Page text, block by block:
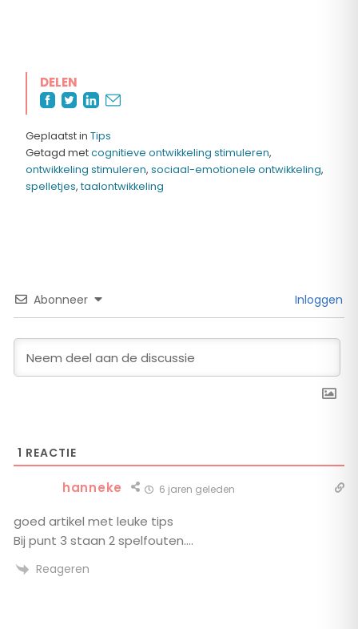
DELEN
Geplaatst in Tips
Getagd metcognitieve ontwikkeling stimuleren,
ontwikkeling stimuleren, sociaal-emotionele ontwikkeling,
spelletjes, taalontwikkeling
Abonneer Inloggen
1 REACTIE
hanneke 6 jaren geleden
goed artikel met leuke tips
Bij punt 3 staan 2 spelfouten….
Reageren